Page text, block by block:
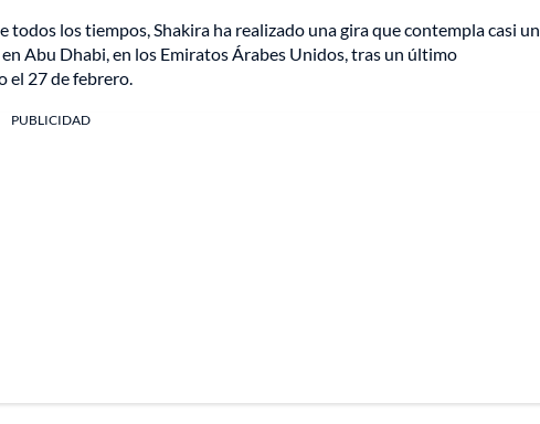
los tiempos, Shakira ha realizado una gira que contempla casi un
Abu Dhabi, en los Emiratos Árabes Unidos, tras un último
el 27 de febrero.
PUBLICIDAD